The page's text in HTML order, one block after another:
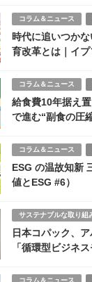
コラム＆ニュース
時代に追いつか
育改革とは｜イ
コラム＆ニュース
給食費10年据え
で進む“副食の圧
コラム＆ニュース
ESG の温故知新
値とESG #6）
サステナブルな取り組
日本コパック、
「循環型ビジネ
コラム＆ニュース